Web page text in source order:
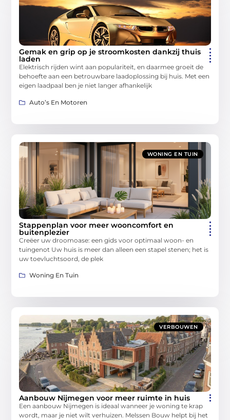
Gemak en grip op je stroomkosten dankzij thuis
laden
Elektrisch rijden wint aan populariteit, en daarmee groeit de
behoefte aan een betrouwbare laadoplossing bij huis. Met een
eigen laadpaal ben je niet langer afhankelijk
Auto’s En Motoren
WONING EN TUIN
Stappenplan voor meer wooncomfort en
buitenplezier
Creëer uw droomoase: een gids voor optimaal woon- en
tuingenot Uw huis is meer dan alleen een stapel stenen; het is
uw toevluchtsoord, de plek
Woning En Tuin
VERBOUWEN
Aanbouw Nijmegen voor meer ruimte in huis
Een aanbouw Nijmegen is ideaal wanneer je woning te krap
wordt, maar je niet wilt verhuizen. Melssen Bouw helpt bij het